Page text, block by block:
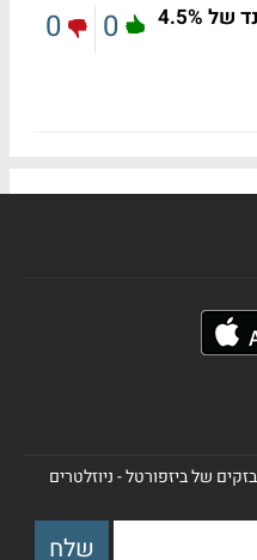
הכוונה תשואת דיבידנד של 4.5%
0
0
של ביזפורטל - ניוזלטרים